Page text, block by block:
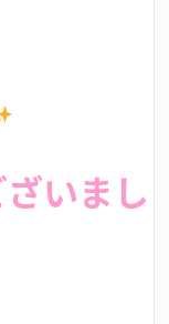
いまし